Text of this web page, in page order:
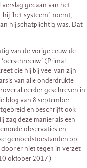
verslag gedaan van het
‘het systeem’ noemt,
hij schatplichtig was. Dat
van de vorige eeuw de
(Primal
die hij bij veel van zijn
van alle onderdrukte
al eerder geschreven in
blog van 8 september
en beschrijft ook
zag deze manier als een
observaties en
gemoedstoestanden op
er niet tegen in verzet
oktober 2017).